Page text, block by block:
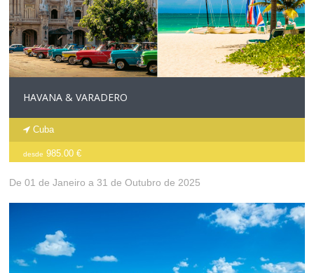
HAVANA & VARADERO
Cuba
desde 985.00 €
De 01 de Janeiro a 31 de Outubro de 2025